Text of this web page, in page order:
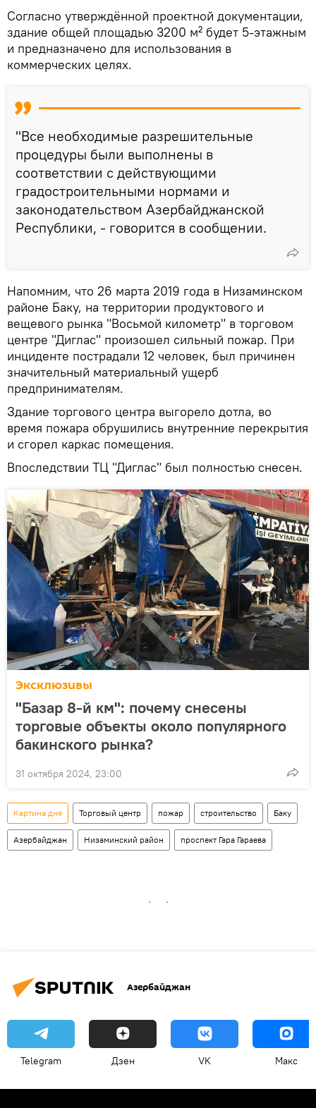
Согласно утверждённой проектной документации,
здание общей площадью 3200 м² будет 5-этажным
и предназначено для использования в
коммерческих целях.
"Все необходимые разрешительные
процедуры были выполнены в
соответствии с действующими
градостроительными нормами и
законодательством Азербайджанской
Республики, - говорится в сообщении.
Напомним, что 26 марта 2019 года в Низаминском
районе Баку, на территории продуктового и
вещевого рынка "Восьмой километр" в торговом
центре "Диглас" произошел сильный пожар. При
инциденте пострадали 12 человек, был причинен
значительный материальный ущерб
предпринимателям.
Здание торгового центра выгорело дотла, во
время пожара обрушились внутренние перекрытия
и сгорел каркас помещения.
Впоследствии ТЦ "Диглас" был полностью снесен.
Эксклюзивы
"Базар 8-й км": почему снесены
торговые объекты около популярного
бакинского рынка?
31 октября 2024, 23:00
Картина дня Торговый центр пожар строительство Баку
Азербайджан Низаминский район проспект Гара Гараева
Азербайджан
Telegram Дзен VK Макс